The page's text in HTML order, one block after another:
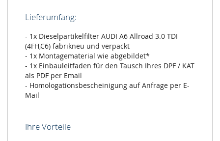
Lieferumfang:
- 1x Dieselpartikelfilter AUDI A6 Allroad 3.0 TDI
(4FH,C6) fabrikneu und verpackt
- 1x Montagematerial wie abgebildet*
- 1x Einbauleitfaden für den Tausch Ihres DPF / KAT
als PDF per Email
- Homologationsbescheinigung auf Anfrage per E-
Mail
Ihre Vorteile